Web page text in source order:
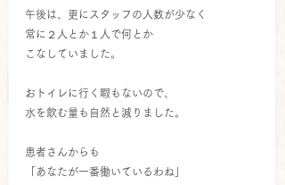
午後は、更にスタッフの人数が少なく
常に２人とか１人で何とか
こなしていました。
おトイレに行く暇もないので、
水を飲む量も自然と減りました。
患者さんからも
「あなたが一番働いているわね」